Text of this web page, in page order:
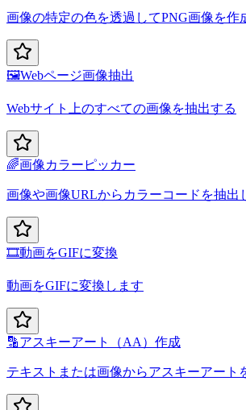
画像の特定の色を透過してPNG画像を作
🖼️Webページ画像抽出
Webサイト上のすべての画像を抽出する
🌈画像カラーピッカー
画像や画像URLからカラーコードを抽出
🎞️動画をGIFに変換
動画をGIFに変換します
🔡アスキーアート（AA）作成
テキストまたは画像からアスキーアート